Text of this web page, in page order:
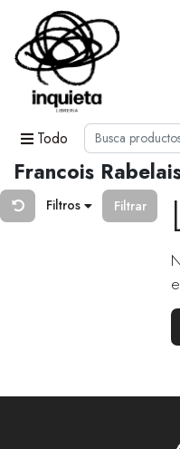
Todo
Francois
Filtros Filtrar